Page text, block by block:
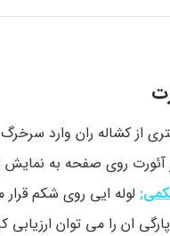
از کشاله ران وارد
روی صفحه به نمایش
لوله ایی روی شکم
ان را می توان ارزیابی